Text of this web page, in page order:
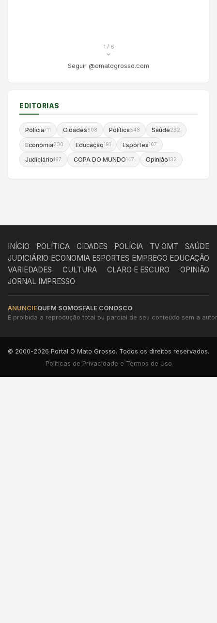
1 / 6
Seguir @omatogrosso.com
EDITORIAS
Polícia711 Cidades608 Política548 Saúde232
Economia230 Educação191 Esportes167
Judiciário167 COPA DO MUNDO147 Opinião133
INÍCIO POLÍTICA CIDADES POLÍCIA TV OMT
SAÚDE
JUDICIÁRIO ECONOMIA ESPORTES EMPREGO EDUCAÇÃO
VARIEDADES
CULTURA CLARO E ESCURO
OPINIÃO
JORNAL IMPRESSO
ANUNCIEQUEM SOMOSFALE CONOSCO
É proibida a reprodução total ou parcial de seu conteúdo sem a
© 2000-2026 Portal O Mato Grosso. Todos os direitos reservados.
Políticas de Privacidade e Termos de Uso